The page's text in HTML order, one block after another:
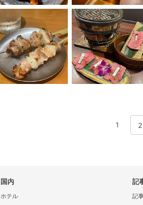
1 2
国内
ホテル
記
記